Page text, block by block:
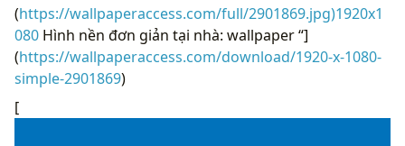
(https://wallpaperaccess.com/full/2901869.jpg)1920x1
080 Hình nền đơn giản tại nhà: wallpaper “]
(https://wallpaperaccess.com/download/1920-x-1080-
simple-2901869)
[